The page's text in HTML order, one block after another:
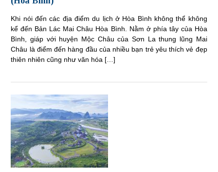
Khi nói đến các địa điểm du lịch ở Hòa Bình không thể không
kể đến Bản Lác Mai Châu Hòa Bình. Nằm ở phía tây của Hòa
Bình, giáp với huyện Mộc Châu của Sơn La thung lũng Mai
Châu là điểm đến hàng đầu của nhiều bạn trẻ yêu thích vẻ đẹp
thiên nhiên cũng như văn hóa […]